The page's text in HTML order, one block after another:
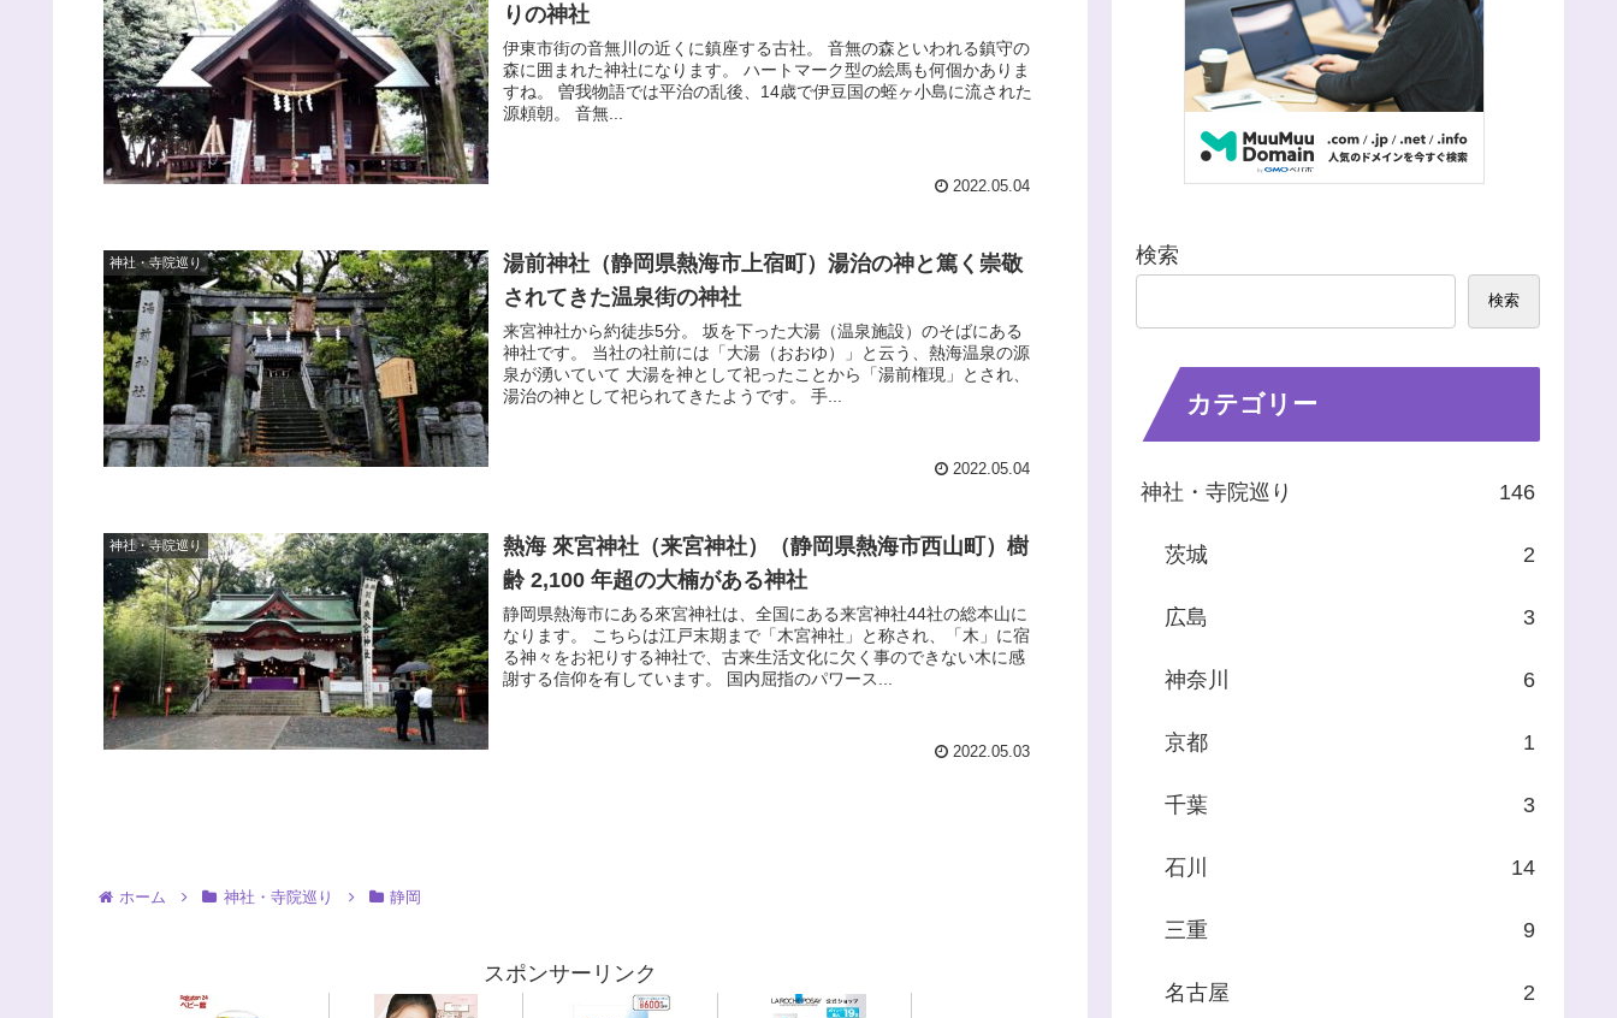
りの神社
伊東市街の音無川の近くに鎮座する古社。 音無の森といわれる鎮守の
森に囲まれた神社になります。 ハートマーク型の絵馬も何個かありま
すね。 曽我物語では平治の乱後、14歳で伊豆国の蛭ヶ小島に流された
源頼朝。 音無...
2022.05.04
神社・寺院巡り
湯前神社（静岡県熱海市上宿町）湯治の神と篤く崇敬
されてきた温泉街の神社
来宮神社から約徒歩5分。 坂を下った大湯（温泉施設）のそばにある
神社です。 当社の社前には「大湯（おおゆ）」と云う、熱海温泉の源
泉が湧いていて 大湯を神として祀ったことから「湯前権現」とされ、
湯治の神として祀られてきたようです。 手...
2022.05.04
神社・寺院巡り
熱海 來宮神社（来宮神社）（静岡県熱海市西山町）樹
齢 2,100 年超の大楠がある神社
静岡県熱海市にある來宮神社は、全国にある来宮神社44社の総本山に
なります。 こちらは江戸末期まで「木宮神社」と称され、「木」に宿
る神々をお祀りする神社で、古来生活文化に欠く事のできない木に感
謝する信仰を有しています。 国内屈指のパワース...
2022.05.03
ホーム 神社・寺院巡り 静岡
スポンサーリンク
検索
検索
カテゴリー
神社・寺院巡り 146
茨城 2
広島 3
神奈川 6
京都 1
千葉 3
石川 14
三重 9
名古屋 2